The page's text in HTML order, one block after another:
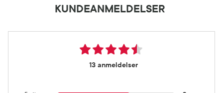
KUNDEANMELDELSER
13 anmeldelser